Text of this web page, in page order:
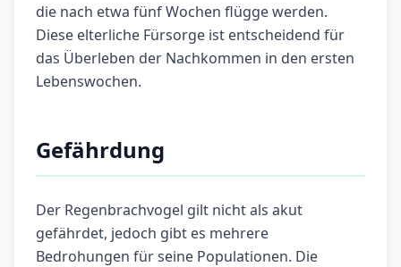
die nach etwa fünf Wochen flügge werden.
Diese elterliche Fürsorge ist entscheidend für
das Überleben der Nachkommen in den ersten
Lebenswochen.
Gefährdung
Der Regenbrachvogel gilt nicht als akut
gefährdet, jedoch gibt es mehrere
Bedrohungen für seine Populationen. Die